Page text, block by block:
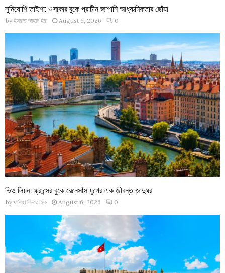
সুমিয়োশি তাইশা: ওসাকার বুকে প্রাচীন জাপানি আধ্যাত্মিকতার ছোঁয়া
by ইসরাত জাহান ইরা August 6, 2026 0
ভিও লিয়ন: ফ্রান্সের বুকে রেনেসাঁস যুগের এক জীবন্ত জাদুঘর
by ফাবিহা বিনতে হক August 6, 2026 0